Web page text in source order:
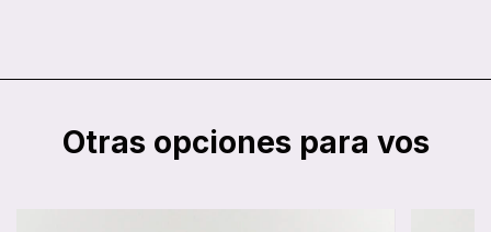
Otras opciones para vos